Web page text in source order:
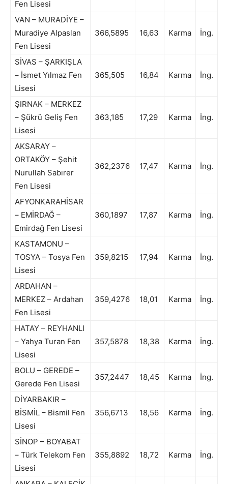
Fen Lisesi
VAN – MURADİYE –
Muradiye Alpaslan
Fen Lisesi
366,5895 16,63 Karma İng.
SİVAS – ŞARKIŞLA
– İsmet Yılmaz Fen
Lisesi
365,505 16,84 Karma İng.
ŞIRNAK – MERKEZ
– Şükrü Geliş Fen
Lisesi
363,185 17,29 Karma İng.
AKSARAY –
ORTAKÖY – Şehit
Nurullah Sabırer
Fen Lisesi
362,2376 17,47 Karma İng.
AFYONKARAHİSAR
– EMİRDAĞ –
Emirdağ Fen Lisesi
360,1897 17,87 Karma İng.
KASTAMONU –
TOSYA – Tosya Fen
Lisesi
359,8215 17,94 Karma İng.
ARDAHAN –
MERKEZ – Ardahan
Fen Lisesi
359,4276 18,01 Karma İng.
HATAY – REYHANLI
– Yahya Turan Fen
Lisesi
357,5878 18,38 Karma İng.
BOLU – GEREDE –
Gerede Fen Lisesi
357,2447 18,45 Karma İng.
DİYARBAKIR –
BİSMİL – Bismil Fen
Lisesi
356,6713 18,56 Karma İng.
SİNOP – BOYABAT
– Türk Telekom Fen
Lisesi
355,8892 18,72 Karma İng.